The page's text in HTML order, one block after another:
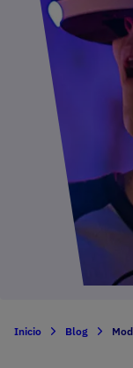
Inicio Blog